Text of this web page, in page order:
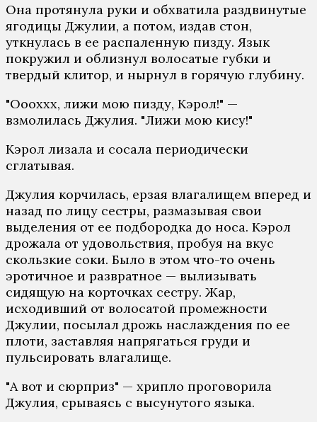
Она протянула руки и обхватила раздвинутые
ягодицы Джулии, а потом, издав стон,
уткнулась в ее распаленную пизду. Язык
покружил и облизнул волосатые губки и
твердый клитор, и нырнул в горячую глубину.
"Оооххх, лижи мою пизду, Кэрол!" —
взмолилась Джулия. "Лижи мою кису!"
Кэрол лизала и сосала периодически
сглатывая.
Джулия корчилась, ерзая влагалищем вперед и
назад по лицу сестры, размазывая свои
выделения от ее подбородка до носа. Кэрол
дрожала от удовольствия, пробуя на вкус
скользкие соки. Было в этом что-то очень
эротичное и развратное — вылизывать
сидящую на корточках сестру. Жар,
исходивший от волосатой промежности
Джулии, посылал дрожь наслаждения по ее
плоти, заставляя напрягаться груди и
пульсировать влагалище.
"А вот и сюрприз" — хрипло проговорила
Джулия, срываясь с высунутого языка.